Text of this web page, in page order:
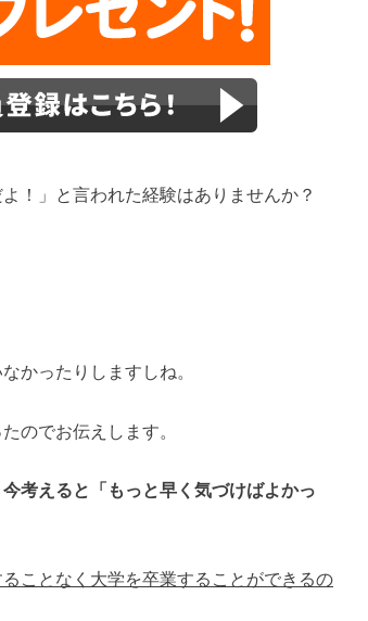
！」と言われた経験はありませんか？
かったりしますしね。
のでお伝えします。
考えると「もっと早く気づけばよかっ
ことなく大学を卒業することができるの